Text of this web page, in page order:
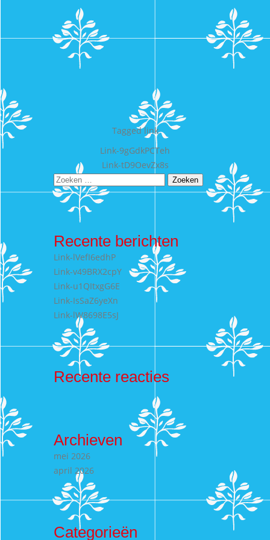
Taggedlink
Bericht
navigatie
Link-9gGdkPCTeh
Link-tD9OevZx8s
Zoeken
naar:
Recente berichten
Link-lVefI6edhP
Link-v49BRX2cpY
Link-u1QItxgG6E
Link-IsSaZ6yeXn
Link-lW8698E5sJ
Recente reacties
Archieven
mei 2026
april 2026
Categorieën